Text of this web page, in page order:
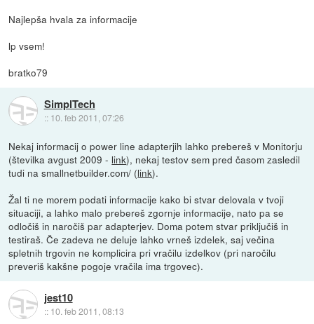
Najlepša hvala za informacije
lp vsem!
bratko79
SimplTech
:: 10. feb 2011, 07:26
Nekaj informacij o power line adapterjih lahko prebereš v Monitorju
(številka avgust 2009 - link), nekaj testov sem pred časom zasledil
tudi na smallnetbuilder.com/ (link).
Žal ti ne morem podati informacije kako bi stvar delovala v tvoji
situaciji, a lahko malo prebereš zgornje informacije, nato pa se
odločiš in naročiš par adapterjev. Doma potem stvar priključiš in
testiraš. Če zadeva ne deluje lahko vrneš izdelek, saj večina
spletnih trgovin ne komplicira pri vračilu izdelkov (pri naročilu
preveriš kakšne pogoje vračila ima trgovec).
jest10
:: 10. feb 2011, 08:13